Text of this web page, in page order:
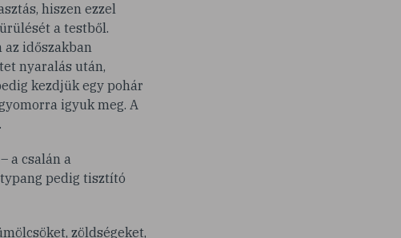
hiszen ezzel
a testből.
időszakban
nyaralás után,
kezdjük egy pohár
igyuk meg. A
a csalán a
pedig tisztító
zöldségeket,